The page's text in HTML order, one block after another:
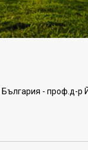
България - проф.д-р